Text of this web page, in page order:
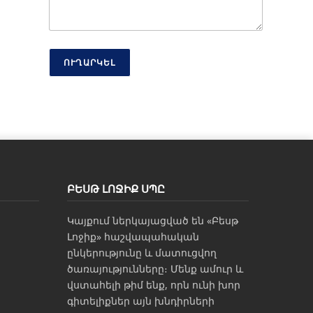
ՈՒՂԱՐԿԵԼ
ԲԵՍԹ ԼՈՋԻՔ ՍՊԸ
Կայքում ներկայացված են «Բեսթ
Լոջիք» հաշվապահական
ընկերությունը և մատուցվող
ծառայությունները։ Մենք ամուր և
վստահելի թիմ ենք, որն ունի խոր
գիտելիքներ այն խնդիրների